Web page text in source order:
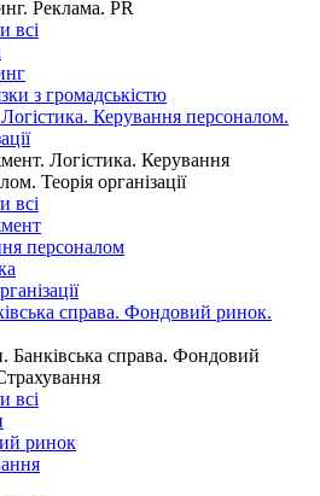
Реклама. PR
всі
з громадськістю
Керування персоналом.
Логістика. Керування
Теорія організації
всі
персоналом
справа. Фондовий ринок.
Банківська справа. Фондовий
всі
ринок